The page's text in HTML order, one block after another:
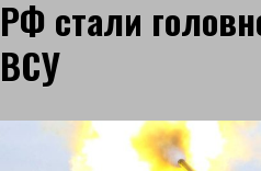
РФ стали
ВСУ